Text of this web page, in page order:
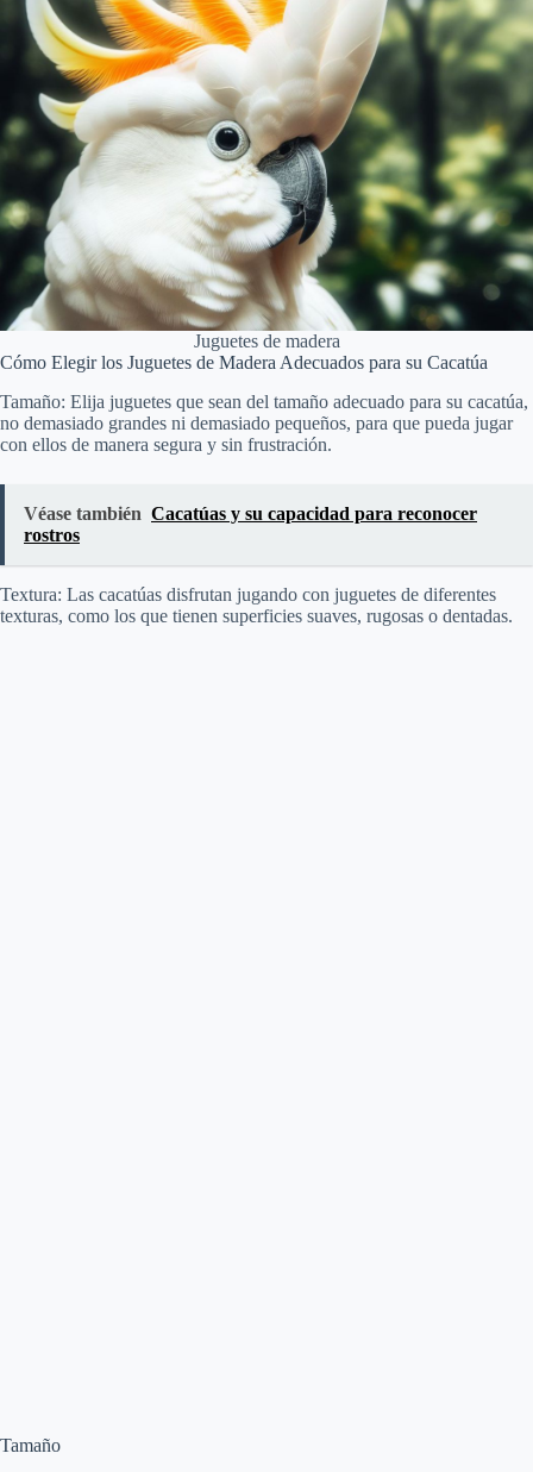
Juguetes de madera
Cómo Elegir los Juguetes de Madera Adecuados para su Cacatúa
Tamaño: Elija juguetes que sean del tamaño adecuado para su cacatúa,
no demasiado grandes ni demasiado pequeños, para que pueda jugar
con ellos de manera segura y sin frustración.
Véase también Cacatúas y su capacidad para reconocer
rostros
Textura: Las cacatúas disfrutan jugando con juguetes de diferentes
texturas, como los que tienen superficies suaves, rugosas o dentadas.
Tamaño